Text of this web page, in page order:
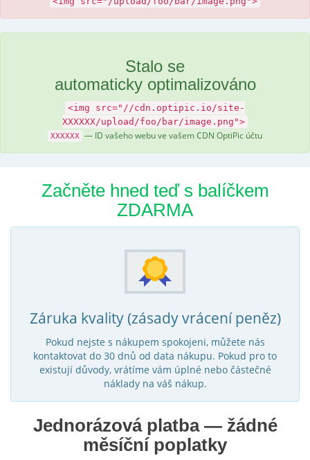
Stalo se
automaticky optimalizováno
<img src="//cdn.optipic.io/site-
XXXXXX/upload/foo/bar/image.png">
XXXXXX — ID vašeho webu ve vašem CDN OptiPic účtu
Začněte hned teď s balíčkem
ZDARMA
Záruka kvality (zásady vrácení peněz)
Pokud nejste s nákupem spokojeni, můžete nás
kontaktovat do 30 dnů od data nákupu. Pokud pro to
existují důvody, vrátíme vám úplné nebo částečné
náklady na váš nákup.
Jednorázová platba — žádné
měsíční poplatky